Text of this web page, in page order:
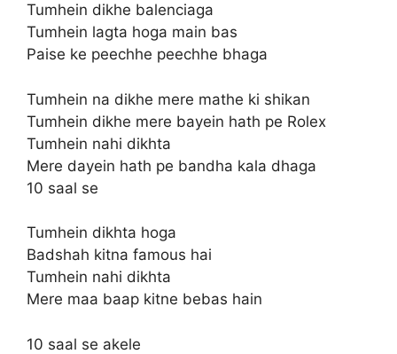
Tumhein dikhe balenciaga
Tumhein lagta hoga main bas
Paise ke peechhe peechhe bhaga
Tumhein na dikhe mere mathe ki shikan
Tumhein dikhe mere bayein hath pe Rolex
Tumhein nahi dikhta
Mere dayein hath pe bandha kala dhaga
10 saal se
Tumhein dikhta hoga
Badshah kitna famous hai
Tumhein nahi dikhta
Mere maa baap kitne bebas hain
10 saal se akele